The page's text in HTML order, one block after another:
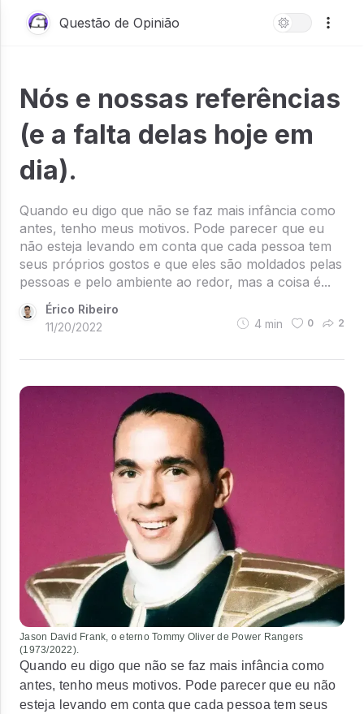
Questão de Opinião
Nós e nossas referências
(e a falta delas hoje em
dia).
Quando eu digo que não se faz mais infância como
antes, tenho meus motivos. Pode parecer que eu
não esteja levando em conta que cada pessoa tem
seus próprios gostos e que eles são moldados pelas
pessoas e pelo ambiente ao redor, mas a coisa é...
Érico Ribeiro
11/20/2022
4 min 0 2
Jason David Frank, o eterno Tommy Oliver de Power Rangers
(1973/2022).
Quando eu digo que não se faz mais infância como
antes, tenho meus motivos. Pode parecer que eu não
esteja levando em conta que cada pessoa tem seus